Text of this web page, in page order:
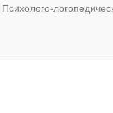
Психолого-